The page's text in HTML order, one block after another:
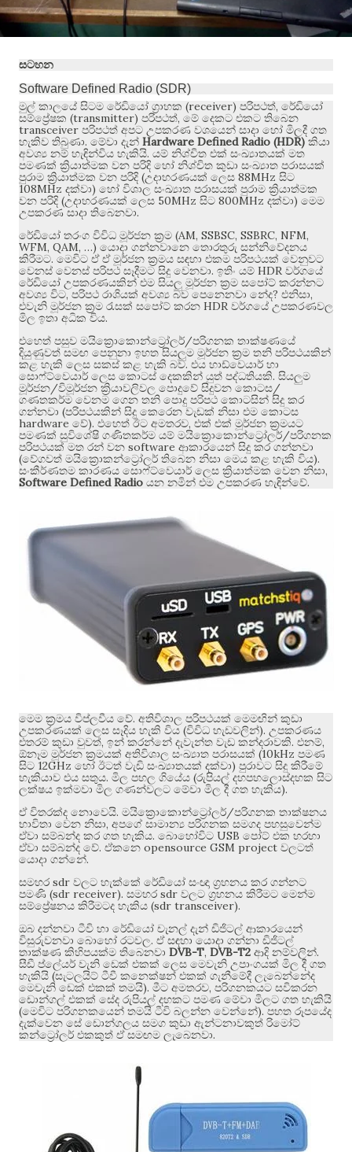
සටහන
Software Defined Radio (SDR)
මුල් කාලයේ සිටම රේඩියෝ ග්‍රාහක (receiver) පරිපථත්, රේඩියෝ
සම්ප්‍රේෂක (transmitter) පරිපථත්, මේ දෙකට එකට තිබෙන
transceiver පරිපථත් අපට උපකරණ වශයෙන් සාදා හෝ මිලදී ගත
හැකිව තිබුණා. මේවා දැන් Hardware Defined Radio (HDR) කියා
අවශ්‍ය නම් හැඳින්විය හැකියි. යම් නිශ්චිත එක් සංඛ්‍යාතයක් මත
පමණක් ක්‍රියාත්මක වන පරිදි හෝ නිශ්චිත කුඩා සංඛ්‍යාත පරාසයක්
පුරාම ක්‍රියාත්මක වන පරිදි (උදාහරණයක් ලෙස 88MHz සිට
108MHz දක්වා) හෝ විශාල සංඛ්‍යාත පරාසයක් පුරාම ක්‍රියාත්මක
වන පරිදි (උදාහරණයක් ලෙස 50MHz සිට 800MHz දක්වා) මෙම
උපකරණ සාදා තිබෙනවා.
රේඩියෝ තරංග විවිධ මූර්ජන ක්‍රම (AM, SSBSC, SSBRC, NFM,
WFM, QAM, …) යොදා ගන්නවානෙ තොරතුරු සන්නිවේදනය
කිරීමට. මෙවිට ඒ ඒ මූර්ජන ක්‍රමය සඳහා එකම පරිපථයක් වෙනුවට
වෙනස් වෙනස් පරිපථ සෑදීමට සිදු වෙනවා. ඉතිං යම් HDR වර්ගයේ
රේඩියෝ උපකරණයකින් එම සියලු මූර්ජන ක්‍රම සපෝට් කරන්නට
අවශ්‍ය විට,පරිපථ රාශියක් අවශ්‍ය බව පෙනෙනවා නේද? එනිසා,
එවැනි මූර්ජන ක්‍රම රැසක් සපෝට් කරන HDR වර්ගයේ උපකරණවල
මිල ඉතා අධික විය.
එහෙත් පසුව මයික්‍රොකොන්ට්‍රෝලර්/පරිගනක තාක්ෂණයේ
දියුණුවත් සමඟ පෙනුනා ඉහත සියලුම මූර්ජන ක්‍රම තනි පරිපථයකින්
කළ හැකි ලෙස සකස් කළ හැකි බව. එය හාඩ්වෙයාර් හා
සොෆ්ට්වෙයාර් ලෙස කොටස් දෙකකින් යුත් පද්ධතියකි. සියලුම
මූර්ජන/විමූර්ජන ක්‍රියාවලිවල පොදුවේ සිදුවන කොටස/
ගණතකර්ම වෙනම ගෙන තනි පොදු පරිපථ කොටසින් සිදු කර
ගන්නවා (පරිපථයකින් සිදු කෙරෙන වැඩක් නිසා එම කොටස
hardware වේ). එහෙත් ඊට අමතරව, එක් එක් මූර්ජන ක්‍රමයට
පමණක් සුවිශේෂි ගණිතකර්ම යම් මයික්‍රොකොන්ට්‍රෝලර්/පරිගනක
පරිපථයක් මත රන් වන software ආකාරයෙන් සිදු කර ගන්නවා
(වේගවත් මයික්‍රොකන්ට්‍රෝලර් තිබෙන නිසා මෙය කළ හැකි විය).
සංකීර්ණතම කාරණය සොෆ්ට්වෙයාර් ලෙස ක්‍රියාත්මක වෙන නිසා,
Software Defined Radio යන නමින් එම උපකරණ හැඳින්වේ.
මෙම ක්‍රමය විප්ලවීය වේ. අතිවිශාල පරිපථයක් මෙමඟින් කුඩා
උපකරණයක් ලෙස සෑදිය හැකි විය (විවිධ හැඩවලින්). උපකරණය
එතරම් කුඩා වුවත්, ඉන් කරන්නේ දැවැන්ත වැඩ කන්දරාවකි. එනම්,
ඕනෑම මූර්ජන ක්‍රමයක් අතිවිශාල සංඛ්‍යාත පරාසයක් (10kHz පමණ
සිට 12GHz හෝ ඊටත් වැඩි සංඛ්‍යාතයක් දක්වා) පුරාවට සිදු කිරීමේ
හැකියාව එය සතුය. මිල පහල ගියේය (රුපියල් දහපහලොස්දහක සිට
ලක්ෂය ඉක්මවා මිල ගණන්වලට මේවා මිල දී ගත හැකිය).
ඒ විතරක්ද නොවෙයි. මයික්‍රොකොන්ට්‍රෝලර්/පරිගනක තාක්ෂනය
භාවිතා වෙන නිසා, අපගේ සාමාන්‍ය පරිගනක සමගද පහසුවෙන්ම
ඒවා සම්බන්ද කර ගත හැකිය. බොහෝවිට USB පෝට් එක හරහා
ඒවා සම්බන්ද වේ. ඒකනෙ opensource GSM project වලටත්
යොදා ගන්නේ.
සමහර sdr වලට හැක්කේ රේඩියෝ සංඥා ග්‍රහනය කර ගන්නට
පමණි (sdr receiver). සමහර sdr වලට ග්‍රහනය කිරීමට මෙන්ම
සම්ප්‍රේෂනය කිරීමටද හැකිය (sdr transceiver).
ඔබ දන්නවා ටීවි හා රේඩියෝ චැනල් දැන් ඩිජිටල් ආකාරයෙන්
විසුරුවනවා බොහෝ රටවල. ඒ සඳහා යොදා ගන්නා ඩිජිටල්
තාක්ෂණ කිහිපයක්ම තිබෙනවා DVB-T, DVB-T2 ආදි නම්වලින්.
සීඩී ප්ලේයර් වැනි ඩෙක් එකක් ලෙස මෙවැනි උපාංගයක් මිල දී ගත
හැකියි (සැටලයිට් ටීවී කනෙක්ෂන් එකක් ගැනීමේදී ලැබෙන්නේද
මෙවැනි ඩෙක් එකක් තමයි). මීට අමතරව, පරිගනකයට සවිකරන
ඩොන්ගල් එකක් සේද රුපියල් දහකට පමණ මේවා මිලට ගත හැකියි
(මෙවිට පරිගනකයෙන් තමයි ටීවි බලන්න වෙන්නේ).පහත රූපයේද
දැක්වෙන සේ ඩොන්ගලය සමග කුඩා ඇන්ටනාවකුත් රිමෝට්
කන්ට්‍රෝලර් එකකුත් ඒ සමඟම ලැබෙනවා.